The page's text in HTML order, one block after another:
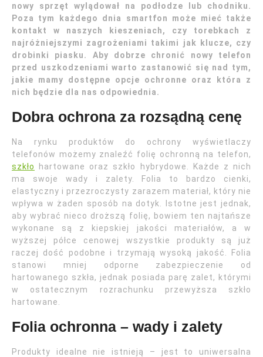
nowy sprzęt wylądował na podłodze lub chodniku.
Poza tym każdego dnia smartfon może mieć także
kontakt w naszych kieszeniach, czy torebkach z
najróżniejszymi zagrożeniami takimi jak klucze, czy
drobinki piasku. Aby dobrze chronić nowy telefon
przed uszkodzeniami warto zastanowić się nad tym,
jakie mamy dostępne opcje ochronne oraz która z
nich będzie dla nas odpowiednia.
Dobra ochrona za rozsądną cenę
Na rynku produktów do ochrony wyświetlaczy
telefonów możemy znaleźć folię ochronną na telefon,
szkło
hartowane oraz szkło hybrydowe. Każde z nich
ma swoje wady i zalety. Folia to bardzo cienki,
elastyczny i przezroczysty zarazem materiał, który nie
wpływa w żaden sposób na dotyk. Istotne jest jednak,
aby wybrać nieco droższą folię, bowiem ten najtańsze
wykonane są z kiepskiej jakości materiałów, a w
wyższej półce cenowej wszystkie produkty są już
raczej dość podobne i trzymają wysoką jakość. Folia
stanowi mniej odporne zabezpieczenie od
hartowanego szkła, jednak posiada parę zalet, którymi
w ostatecznym rozrachunku przewyższa szkło
hartowane.
Folia ochronna – wady i zalety
Produkty idealne nie istnieją – jest to uniwersalna